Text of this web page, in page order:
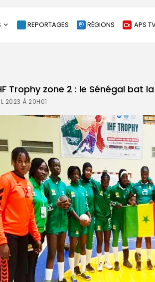
REPORTAGES RÉGIONS APS
Trophy zone 2 : le Sénégal bat
2023 À 20H01